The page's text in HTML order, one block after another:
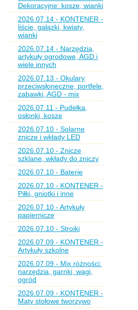
Dekoracyjne: kosze, wianki
2026.07.14 - KONTENER -
liście, gałązki, kwiaty,
wianki
2026.07.14 - Narzędzia,
artykuły ogrodowe, AGD i
wiele innych
2026.07.13 - Okulary
przeciwsłoneczne, portfele,
zabawki, AGD - mix
2026.07.11 - Pudełka,
osłonki, kosze
2026.07.10 - Solarne
znicze i wkłady LED
2026.07.10 - Znicze
szklane, wkłady do zniczy
2026.07.10 - Baterie
2026.07.10 - KONTENER -
Piłki, gniotki i inne
2026.07.10 - Artykuły
papiernicze
2026.07.10 - Stroiki
2026.07.09 - KONTENER -
Artykuły szkolne
2026.07.09 - Mix różności:
narzędzia, garnki, wagi,
ogród
2026.07.09 - KONTENER -
Maty stołowe tworzywo